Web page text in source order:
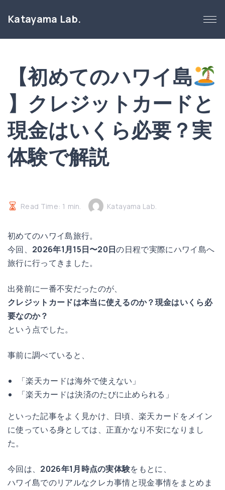
Katayama Lab.
【初めてのハワイ島
】クレジットカードと
現金はいくら必要？実
体験で解説
Read Time: 1 min. Katayama Lab.
初めてのハワイ島旅行。
今回、 2026年1月15日〜20日の日程で実際にハワイ島へ
旅行に行ってきました。
出発前に一番不安だったのが、
クレジットカードは本当に使えるのか？現金はいくら必
要なのか？
という点でした。
事前に調べていると、
「楽天カードは海外で使えない」
「楽天カードは決済のたびに止められる」
といった記事をよく見かけ、日頃、楽天カードをメイン
に使っている身としては、正直かなり不安になりまし
た。
今回は、 2026年1月時点の実体験をもとに、
ハワイ島でのリアルなクレカ事情と現金事情をまとめま